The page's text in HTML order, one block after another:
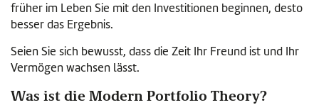
früher im Leben Sie mit den Investitionen beginnen, desto
besser das Ergebnis.
Seien Sie sich bewusst, dass die Zeit Ihr Freund ist und Ihr
Vermögen wachsen lässt.
Was ist die Modern Portfolio Theory?